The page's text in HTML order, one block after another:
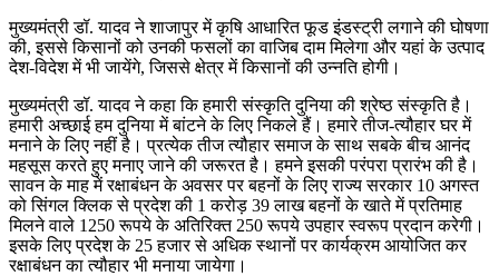
मुख्यमंत्री डॉ. यादव ने शाजापुर में कृषि आधारित फूड इंडस्ट्री लगाने की घोषणा
की, इससे किसानों को उनकी फसलों का वाजिब दाम मिलेगा और यहां के उत्पाद
देश-विदेश में भी जायेंगे, जिससे क्षेत्र में किसानों की उन्नति होगी।
मुख्यमंत्री डॉ. यादव ने कहा कि हमारी संस्कृति दुनिया की श्रेष्ठ संस्कृति है।
हमारी अच्छाई हम दुनिया में बांटने के लिए निकले हैं। हमारे तीज-त्यौहार घर में
मनाने के लिए नहीं है। प्रत्येक तीज त्यौहार समाज के साथ सबके बीच आनंद
महसूस करते हुए मनाए जाने की जरूरत है। हमने इसकी परंपरा प्रारंभ की है।
सावन के माह में रक्षाबंधन के अवसर पर बहनों के लिए राज्य सरकार 10 अगस्त
को सिंगल क्लिक से प्रदेश की 1 करोड़ 39 लाख बहनों के खाते में प्रतिमाह
मिलने वाले 1250 रूपये के अतिरिक्त 250 रूपये उपहार स्वरूप प्रदान करेगी।
इसके लिए प्रदेश के 25 हजार से अधिक स्थानों पर कार्यक्रम आयोजित कर
रक्षाबंधन का त्यौहार भी मनाया जायेगा।